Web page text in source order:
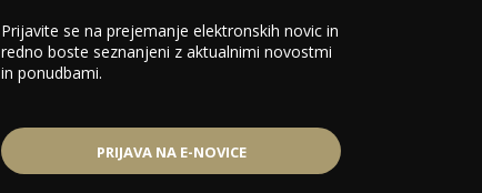
Prijavite se na prejemanje elektronskih novic in
redno boste seznanjeni z aktualnimi novostmi
in ponudbami.
PRIJAVA NA E-NOVICE